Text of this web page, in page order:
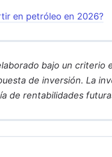
en petróleo en 2026?
bajo un criterio
de inversión. La
de rentabilidades